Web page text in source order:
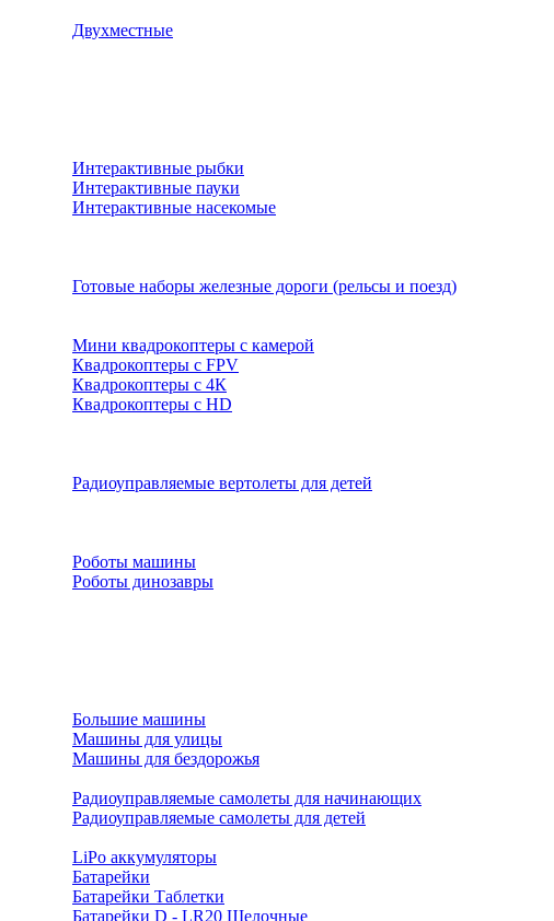
Двухместные
Интерактивные рыбки
Интерактивные пауки
Интерактивные насекомые
Готовые наборы железные дороги (рельсы и поезд)
Мини квадрокоптеры с камерой
Квадрокоптеры с FPV
Квадрокоптеры с 4К
Квадрокоптеры с HD
Радиоуправляемые вертолеты для детей
Роботы машины
Роботы динозавры
Большие машины
Машины для улицы
Машины для бездорожья
Радиоуправляемые самолеты для начинающих
Радиоуправляемые самолеты для детей
LiPo аккумуляторы
Батарейки
Батарейки Таблетки
Батарейки D - LR20 Щелочные